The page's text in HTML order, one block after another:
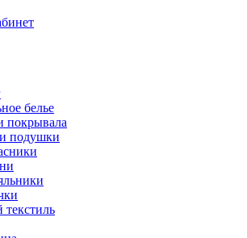
белье
покрывала
подушки
текстиль